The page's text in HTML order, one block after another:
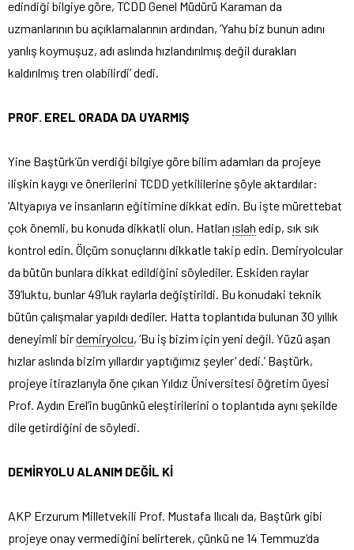
edindiği bilgiye göre, TCDD Genel Müdürü Karaman da
uzmanlarının bu açıklamalarının ardından, ‘Yahu biz bunun adını
yanlış koymuşuz, adı aslında hızlandırılmış değil durakları
kaldırılmış tren olabilirdi’ dedi.
PROF. EREL ORADA DA UYARMIŞ
Yine Baştürk’ün verdiği bilgiye göre bilim adamları da projeye
ilişkin kaygı ve önerilerini TCDD yetkililerine şöyle aktardılar:
‘Altyapıya ve insanların eğitimine dikkat edin. Bu işte mürettebat
çok önemli, bu konuda dikkatli olun. Hatları ıslah edip, sık sık
kontrol edin. Ölçüm sonuçlarını dikkatle takip edin. Demiryolcular
da bütün bunlara dikkat edildiğini söylediler. Eskiden raylar
39’luktu, bunlar 49’luk raylarla değiştirildi. Bu konudaki teknik
bütün çalışmalar yapıldı dediler. Hatta toplantıda bulunan 30 yıllık
deneyimli birdemiryolcu, ‘Bu iş bizim için yeni değil. Yüzü aşan
hızlar aslında bizim yıllardır yaptığımız şeyler’ dedi.’ Baştürk,
projeye itirazlarıyla öne çıkan Yıldız Üniversitesi öğretim üyesi
Prof. Aydın Erel’in bugünkü eleştirilerini o toplantıda aynı şekilde
dile getirdiğini de söyledi.
DEMİRYOLU ALANIM DEĞİL Kİ
AKP Erzurum Milletvekili Prof. Mustafa Ilıcalı da, Baştürk gibi
projeye onay vermediğini belirterek, çünkü ne 14 Temmuz’da